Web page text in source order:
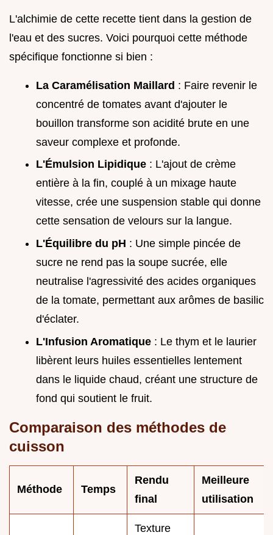
L'alchimie de cette recette tient dans la gestion de
l'eau et des sucres. Voici pourquoi cette méthode
spécifique fonctionne si bien :
La Caramélisation Maillard : Faire revenir le
concentré de tomates avant d'ajouter le
bouillon transforme son acidité brute en une
saveur complexe et profonde.
L'Émulsion Lipidique : L'ajout de crème
entière à la fin, couplé à un mixage haute
vitesse, crée une suspension stable qui donne
cette sensation de velours sur la langue.
L'Équilibre du pH : Une simple pincée de
sucre ne rend pas la soupe sucrée, elle
neutralise l'agressivité des acides organiques
de la tomate, permettant aux arômes de basilic
d'éclater.
L'Infusion Aromatique : Le thym et le laurier
libèrent leurs huiles essentielles lentement
dans le liquide chaud, créant une structure de
fond qui soutient le fruit.
Comparaison des méthodes de
cuisson
Méthode Temps
Rendu
final
Meilleure
utilisation
Texture